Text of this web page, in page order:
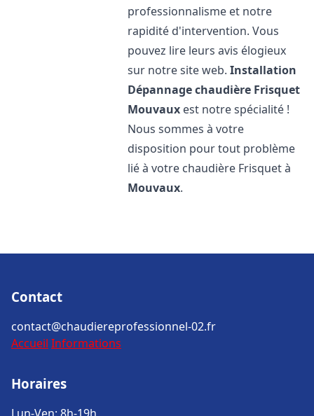
professionnalisme et notre
rapidité d'intervention. Vous
pouvez lire leurs avis élogieux
sur notre site web.Installation
Dépannage chaudière Frisquet
Mouvaux est notre spécialité !
Nous sommes à votre
disposition pour tout problème
lié à votre chaudière Frisquet à
Mouvaux.
Contact
contact@chaudiereprofessionnel-02.fr
Accueil Informations
Horaires